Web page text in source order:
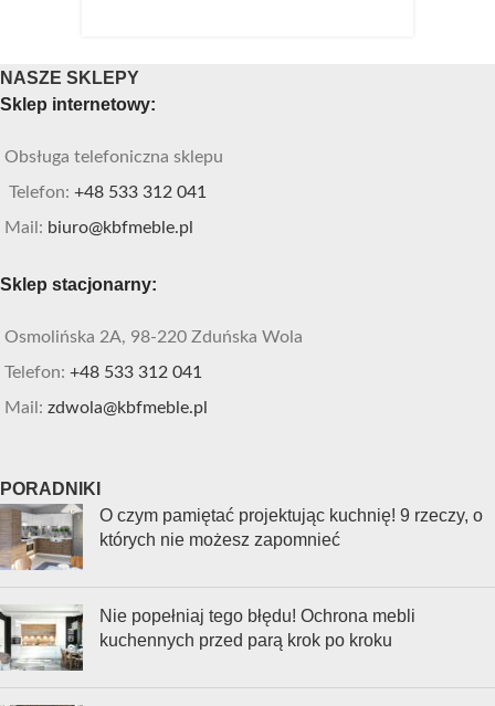
NASZE SKLEPY
Sklep internetowy:
Obsługa telefoniczna sklepu
Telefon: +48 533 312 041
Mail: biuro@kbfmeble.pl
Sklep stacjonarny:
Osmolińska 2A, 98-220 Zduńska Wola
Telefon: +48 533 312 041
Mail: zdwola@kbfmeble.pl
PORADNIKI
O czym pamiętać projektując kuchnię! 9 rzeczy, o
których nie możesz zapomnieć
Nie popełniaj tego błędu! Ochrona mebli
kuchennych przed parą krok po kroku